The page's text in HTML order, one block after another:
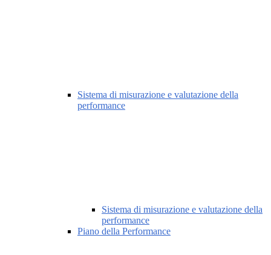
Sistema di misurazione e valutazione della
performance
Sistema di misurazione e valutazione della
performance
Piano della Performance